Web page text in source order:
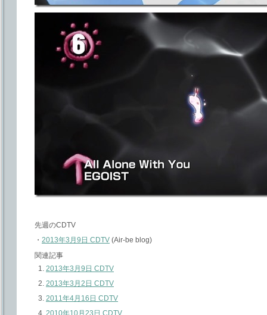
先週のCDTV
・ 2013年3月9日 CDTV (Air-be blog)
関連記事
2013年3月9日 CDTV
2013年3月2日 CDTV
2011年4月16日 CDTV